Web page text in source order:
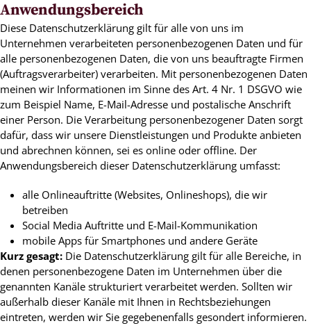
Anwendungsbereich
Diese Datenschutzerklärung gilt für alle von uns im
Unternehmen verarbeiteten personenbezogenen Daten und für
alle personenbezogenen Daten, die von uns beauftragte Firmen
(Auftragsverarbeiter) verarbeiten. Mit personenbezogenen Daten
meinen wir Informationen im Sinne des Art. 4 Nr. 1 DSGVO wie
zum Beispiel Name, E-Mail-Adresse und postalische Anschrift
einer Person. Die Verarbeitung personenbezogener Daten sorgt
dafür, dass wir unsere Dienstleistungen und Produkte anbieten
und abrechnen können, sei es online oder offline. Der
Anwendungsbereich dieser Datenschutzerklärung umfasst:
alle Onlineauftritte (Websites, Onlineshops), die wir
betreiben
Social Media Auftritte und E-Mail-Kommunikation
mobile Apps für Smartphones und andere Geräte
Kurz gesagt: Die Datenschutzerklärung gilt für alle Bereiche, in
denen personenbezogene Daten im Unternehmen über die
genannten Kanäle strukturiert verarbeitet werden. Sollten wir
außerhalb dieser Kanäle mit Ihnen in Rechtsbeziehungen
eintreten, werden wir Sie gegebenenfalls gesondert informieren.